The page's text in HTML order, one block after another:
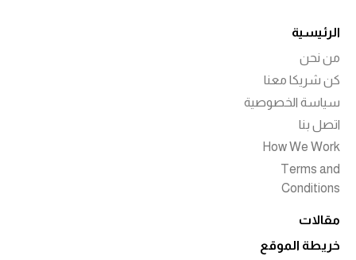
الرئيسية
من نحن
كن شريكا معنا
سياسة الخصوصية
اتصل بنا
How We Work
Terms and
Conditions
مقالات
خريطة الموقع